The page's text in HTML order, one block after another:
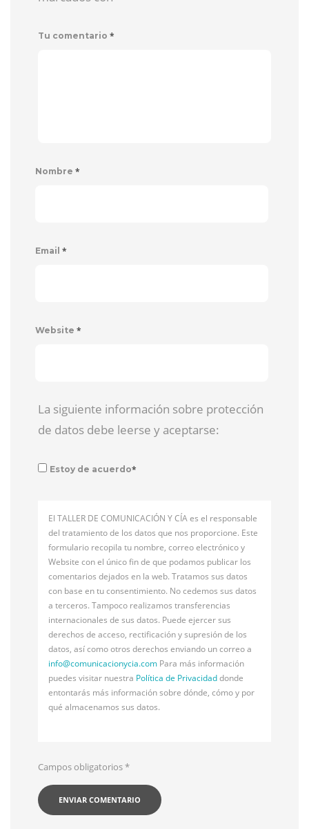
Tu comentario *
Nombre *
Email *
Website *
La siguiente información sobre protección
de datos debe leerse y aceptarse:
Estoy de acuerdo*
El TALLER DE COMUNICACIÓN Y CÍA es el responsable
del tratamiento de los datos que nos proporcione. Este
formulario recopila tu nombre, correo electrónico y
Website con el único fin de que podamos publicar los
comentarios dejados en la web. Tratamos sus datos
con base en tu consentimiento. No cedemos sus datos
a terceros. Tampoco realizamos transferencias
internacionales de sus datos. Puede ejercer sus
derechos de acceso, rectificación y supresión de los
datos, así como otros derechos enviando un correo a
info@comunicacionycia.com Para más información
puedes visitar nuestra Política de Privacidaddonde
entontarás más información sobre dónde, cómo y por
qué almacenamos sus datos.
Campos obligatorios*